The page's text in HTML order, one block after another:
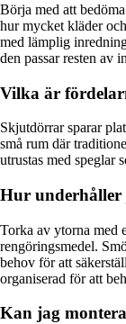
Börja med att
hur mycket kläder
med lämplig
den passar resten av
Vilka är
Skjutdörrar sparar
små rum där
utrustas med speglar
Hur underhåller
Torka av ytorna med
rengöringsmedel.
behov för att
organiserad för att
Kan jag